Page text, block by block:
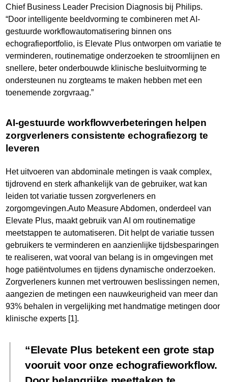
Chief Business Leader Precision Diagnosis bij Philips.
“Door intelligente beeldvorming te combineren met AI-
gestuurde workflowautomatisering binnen ons
echografieportfolio, is Elevate Plus ontworpen om variatie te
verminderen, routinematige onderzoeken te stroomlijnen en
snellere, beter onderbouwde klinische besluitvorming te
ondersteunen nu zorgteams te maken hebben met een
toenemende zorgvraag.”
AI-gestuurde workflowverbeteringen helpen
zorgverleners consistente echografiezorg te
leveren
Het uitvoeren van abdominale metingen is vaak complex,
tijdrovend en sterk afhankelijk van de gebruiker, wat kan
leiden tot variatie tussen zorgverleners en
zorgomgevingen.Auto Measure Abdomen, onderdeel van
Elevate Plus, maakt gebruik van AI om routinematige
meetstappen te automatiseren. Dit helpt de variatie tussen
gebruikers te verminderen en aanzienlijke tijdsbesparingen
te realiseren, wat vooral van belang is in omgevingen met
hoge patiëntvolumes en tijdens dynamische onderzoeken.
Zorgverleners kunnen met vertrouwen beslissingen nemen,
aangezien de metingen een nauwkeurigheid van meer dan
93% behalen in vergelijking met handmatige metingen door
klinische experts [1].
Elevate Plus betekent een grote stap
vooruit voor onze echografieworkflow.